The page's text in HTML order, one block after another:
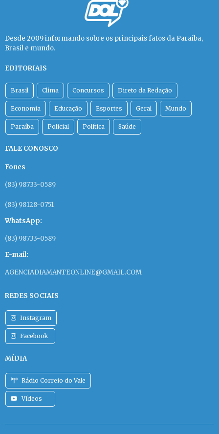
Desde 2009 informando sobre os principais fatos da Paraíba,
Brasil e mundo.
EDITORIAIS
Brasil Clima Concursos Direto da Redação
Economia Educação Esportes Geral Mundo
Paraíba Policial Política Saúde
FALE CONOSCO
Fones
(83) 98733-0589
(83) 98128-0751
WhatsApp:
(83) 98733-0589
E-mail:
AGENCIADIAMANTEONLINE@GMAIL.COM
REDES SOCIAIS
Instagram
Facebook
MÍDIA
Rádio Correio do Vale
Vídeos